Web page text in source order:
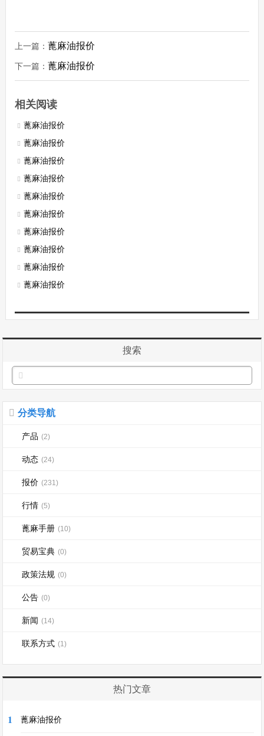
上一篇： 蓖麻油报价
下一篇： 蓖麻油报价
相关阅读
蓖麻油报价
蓖麻油报价
蓖麻油报价
蓖麻油报价
蓖麻油报价
蓖麻油报价
蓖麻油报价
蓖麻油报价
蓖麻油报价
蓖麻油报价
搜索
分类导航
产品 (2)
动态 (24)
报价 (231)
行情 (5)
蓖麻手册 (10)
贸易宝典 (0)
政策法规 (0)
公告 (0)
新闻 (14)
联系方式 (1)
热门文章
1 蓖麻油报价